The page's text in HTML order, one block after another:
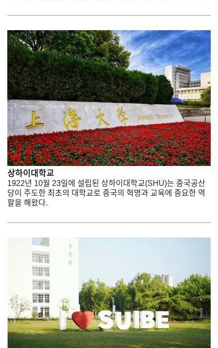
상하이대학교
1922년 10월 23일에 설립된 상하이대학교(SHU)는 중국공산
당이 주도한 최초의 대학교로 중국의 혁명과 교육에 중요한 역
할을 해왔다.